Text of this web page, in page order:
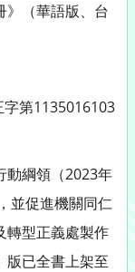
》（華語版、台
第1135016103
動綱領（2023年
並促進機關同仁
轉型正義處製作
版已全書上架至